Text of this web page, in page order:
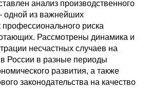
анализ производственного
одной из важнейших
профессионального риска
Рассмотрены динамика и
несчастных случаев на
в России в разные периоды
развития, а также
законодательства на качество